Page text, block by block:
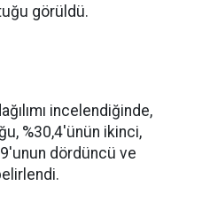
görüldü.
incelendiğinde,
%30,4'ünün ikinci,
dördüncü ve